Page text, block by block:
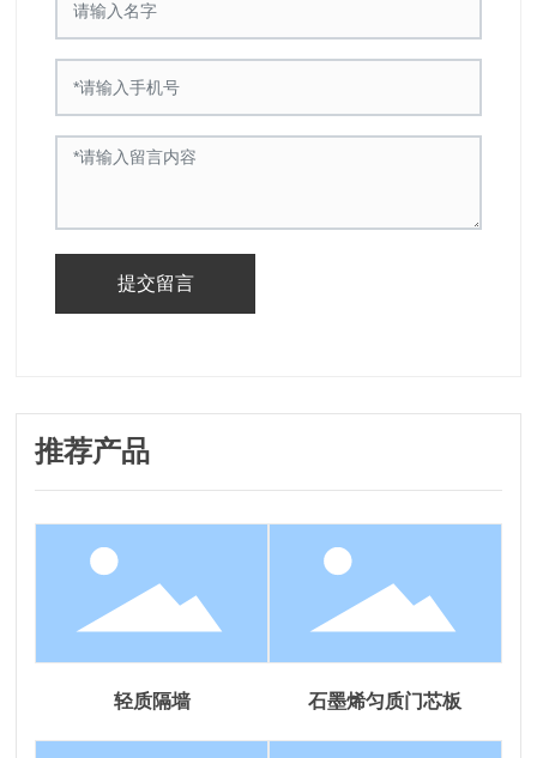
提交留言
推荐产品
轻质隔墙 石墨烯匀质门芯板